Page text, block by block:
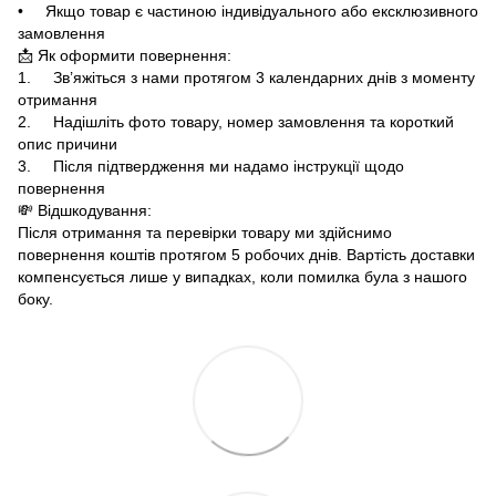
• Якщо товар є частиною індивідуального або ексклюзивного
замовлення
📩 Як оформити повернення:
1. Зв’яжіться з нами протягом 3 календарних днів з моменту
отримання
2. Надішліть фото товару, номер замовлення та короткий
опис причини
3. Після підтвердження ми надамо інструкції щодо
повернення
💸 Відшкодування:
Після отримання та перевірки товару ми здійснимо
повернення коштів протягом 5 робочих днів. Вартість доставки
компенсується лише у випадках, коли помилка була з нашого
боку.